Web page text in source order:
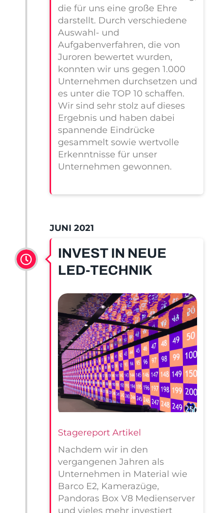
die für uns eine große Ehre
darstellt. Durch verschiedene
Auswahl- und
Aufgabenverfahren, die von
Juroren bewertet wurden,
konnten wir uns gegen 1.000
Unternehmen durchsetzen und
es unter die TOP 10 schaffen.
Wir sind sehr stolz auf dieses
Ergebnis und haben dabei
spannende Eindrücke
gesammelt sowie wertvolle
Erkenntnisse für unser
Unternehmen gewonnen.
JUNI 2021
INVEST IN NEUE
LED-TECHNIK
Stagereport Artikel
Nachdem wir in den
vergangenen Jahren als
Unternehmen in Material wie
Barco E2, Kamerazüge,
Pandoras Box V8 Medienserver
und vieles mehr investiert